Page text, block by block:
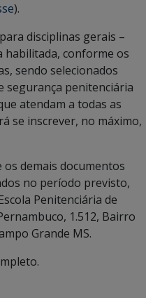
).
disciplinas gerais –
habilitada, conforme os
sendo selecionados
segurança penitenciária
atendam a todas as
se inscrever, no máximo,
os demais documentos
no período previsto,
Penitenciária de
1.512, Bairro
Grande MS.